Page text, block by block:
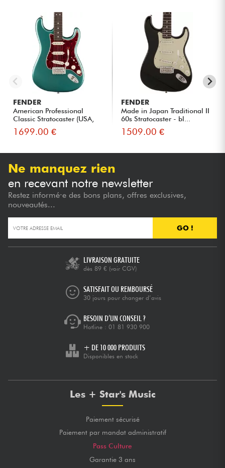
FENDER
American Professional
Classic Stratocaster (USA,
R...
1699.00 €
FENDER
Made in Japan Traditional II
60s Stratocaster - bl...
1509.00 €
Ne manquez rien
en recevant notre newsletter
Restez informé·e des bons plans, offres exclusives,
nouveautés...
GO !
LIVRAISON GRATUITE
dès 89 € (voir CGV)
SATISFAIT OU REMBOURSÉ
30 jours pour changer d’avis
BESOIN D’UN CONSEIL ?
Hotline : 01 81 930 900
+ DE 10 000 PRODUITS
Disponibles en stock
Les + Star's Music
Paiement sécurisé
Paiement par mandat administratif
Pass Culture
Garantie 3 ans